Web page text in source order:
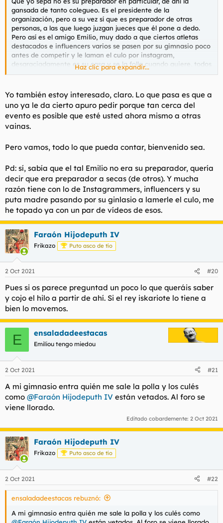
gansada de tanto colegueo. Es el presidente de la
organización, pero a su vez sí que es preparador de otras
personas, a las que luego juzgan jueces que él pone a dedo.
Pero así es el amigo Emilio, muy dado a que ciertos atletas
destacados e influencers varios se pasen por su gimnasio poco
antes de competir y le laman el culo por instagram,
desgraciadamente es su casa y se la folla cuando quiere, todos
lo aceptan y pasan por el tubo porque es lo que hay, con
rollo que se trae Weinberger en Estados Unidos, pero en
versión Hacendado. Estremecedor.
ha sido posible y creo que si saco el punto que tengo que
sacar no tengo por qué ir con miedo a nadie, pero como
Luego quizás cuento un poco el tema de la preparación si la
gente está interesada y todo eso.
Haz clic para expandir...
Yo también estoy interesado, claro. Lo que pasa es que a
uno ya le da cierto apuro pedir porque tan cerca del
evento es posible que esté usted ahora mismo a otras
vainas.
Pero vamos, todo lo que pueda contar, bienvenido sea.
Pd: sí, sabía que el tal Emilio no era su preparador, quería
decir que era preparador a secas (de otros). Y mucha
razón tiene con lo de Instagrammers, influencers y su
puta madre pasando por su ginlasio a lamerle el culo, me
he topado ya con un par de vídeos de esos.
Faraón Hijodeputh IV
Frikazo Puto asco de tío
2 Oct 2021 #20
Pues si os parece preguntad un poco lo que queráis saber
y cojo el hilo a partir de ahí. Si el rey iskariote lo tiene a
bien lo movemos.
E ensaladadeestacas
Emiliou tengo miedou
2 Oct 2021 #21
A mi gimnasio entra quién me sale la polla y los culés
como @Faraón Hijodeputh IV están vetados. Al foro se
viene llorado.
Editado cobardemente: 2 Oct 2021
Faraón Hijodeputh IV
Frikazo Puto asco de tío
2 Oct 2021 #22
ensaladadeestacas rebuznó:
A mi gimnasio entra quién me sale la polla y los culés como